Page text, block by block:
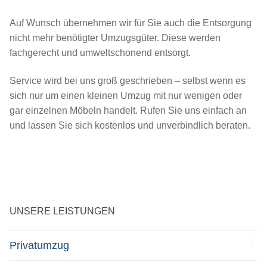
Auf Wunsch übernehmen wir für Sie auch die Entsorgung
nicht mehr benötigter Umzugsgüter. Diese werden
fachgerecht und umweltschonend entsorgt.
Service wird bei uns groß geschrieben – selbst wenn es
sich nur um einen kleinen Umzug mit nur wenigen oder
gar einzelnen Möbeln handelt. Rufen Sie uns einfach an
und lassen Sie sich kostenlos und unverbindlich beraten.
UNSERE LEISTUNGEN
Privatumzug